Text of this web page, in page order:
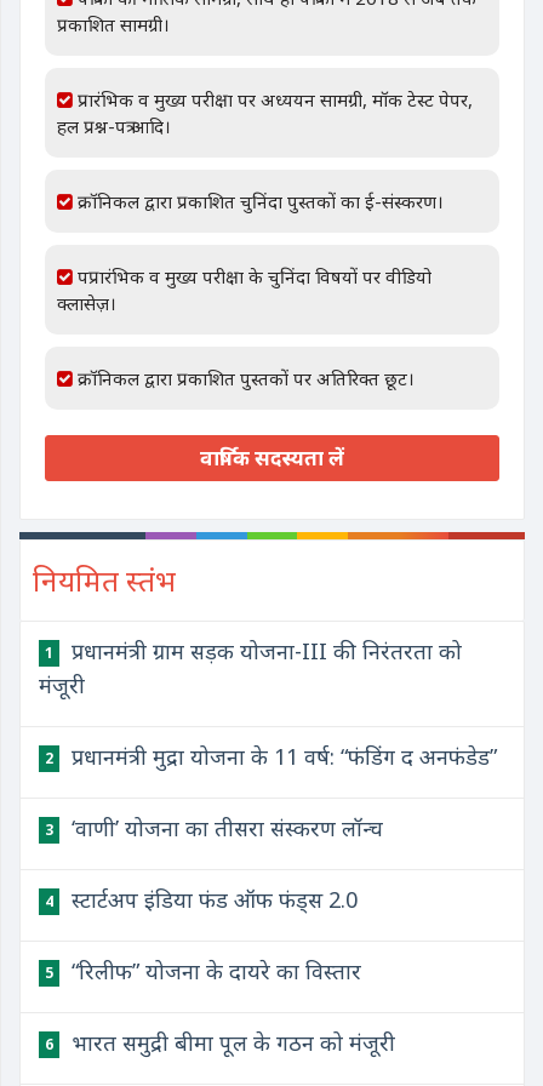
प्रकाशित सामग्री।
प्रारंभिक व मुख्य परीक्षा पर अध्ययन सामग्री, मॉक टेस्ट पेपर,
हल प्रश्न-पत्र आदि।
क्रॉनिकल द्वारा प्रकाशित चुनिंदा पुस्तकों का ई-संस्करण।
पप्रारंभिक व मुख्य परीक्षा के चुनिंदा विषयों पर वीडियो
क्लासेज़।
क्रॉनिकल द्वारा प्रकाशित पुस्तकों पर अतिरिक्त छूट।
वार्षिक सदस्यता लें
नियमित स्तंभ
1
प्रधानमंत्री ग्राम सड़क योजना-III की निरंतरता को
मंजूरी
2 प्रधानमंत्री मुद्रा योजना के 11 वर्ष: “फंडिंग द अनफंडेड”
3 ‘वाणी’ योजना का तीसरा संस्करण लॉन्च
4 स्टार्टअप इंडिया फंड ऑफ फंड्स 2.0
5 “रिलीफ” योजना के दायरे का विस्तार
6 भारत समुद्री बीमा पूल के गठन को मंजूरी